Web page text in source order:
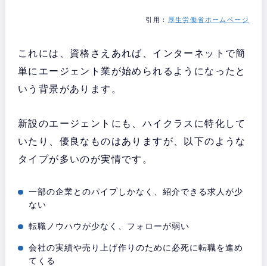
引用： 厚生労働省ホームページ
これには、資格さえあれば、インターネットで簡
単にエージェント業が始められるようになったと
いう背景があります。
新設のエージェントにも、ハイクラスに特化して
いたり、優良なものはありますが、以下のような
タイプが多いのが実情です。
一部の企業とのパイプしかなく、紹介できる求人が少
ない
転職ノウハウが少なく、フォローが弱い
会社の実績や売り上げ作りのために必死に転職を進め
てくる